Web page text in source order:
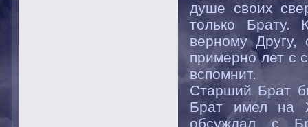
душе своих
только Брату.
верному
примерно лет с
вспомнит.
Старший Брат
Брат имел на
обсуждал с